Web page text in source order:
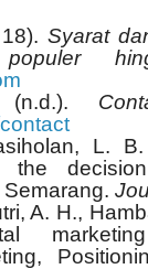
Syarat
populer
(n.d.).
L.
the
Semarang.
A. H.,